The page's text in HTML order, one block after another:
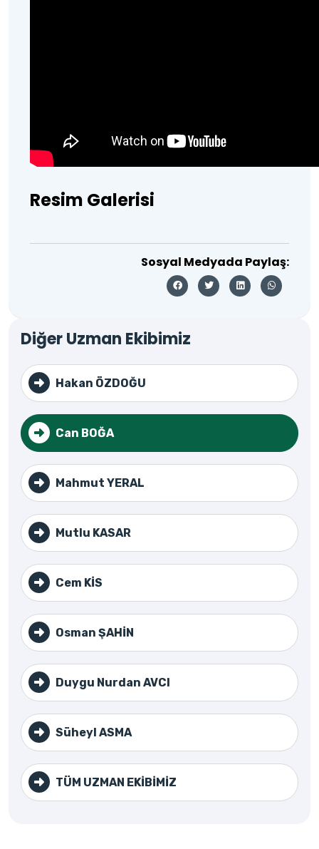
Resim Galerisi
Sosyal Medyada Paylaş:
Diğer Uzman Ekibimiz
Hakan ÖZDOĞU
Can BOĞA
Mahmut YERAL
Mutlu KASAR
Cem KİS
Osman ŞAHİN
Duygu Nurdan AVCI
Süheyl ASMA
TÜM UZMAN EKİBİMİZ